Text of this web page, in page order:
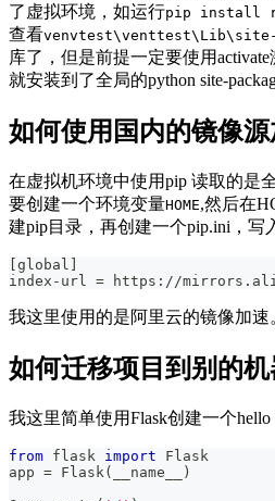
了虚拟环境，如运行pip install
查看venvtest\venttest\Lib\site-
库了，但是前提一定要使用
就安装到了全局的python site-
如何使用国内的镜像源
在虚拟机环境中使用pip 读取的是
要创建一个环境变量HOME,然后在
建pip目录，再创建一个pip.ini，写
[global]
index-url = https://
我这里使用的是阿里云的镜像加速
如何迁移项目到别的
我这里简单使用Flask创建一个hello
from flask import Flask
app = Flask ( __name__
)